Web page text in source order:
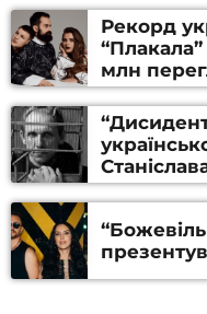
Рекорд
млн